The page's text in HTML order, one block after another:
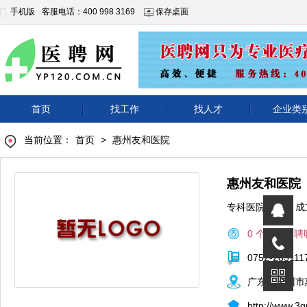
手机版 客服电话：400 998 3169 保存桌面
首页 找工作 找人才 企业类
当前位置： 首页 > 惠州友和医院
惠州友和医院
专科医院 |
0 个正在招聘
0752-
广东省惠州